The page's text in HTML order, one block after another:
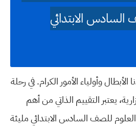
السادس الابتدائي
وأولياء الأمور الكرام. في رحلة
يعتبر التقييم الذاتي من أهم
للصف السادس الابتدائي مليئة